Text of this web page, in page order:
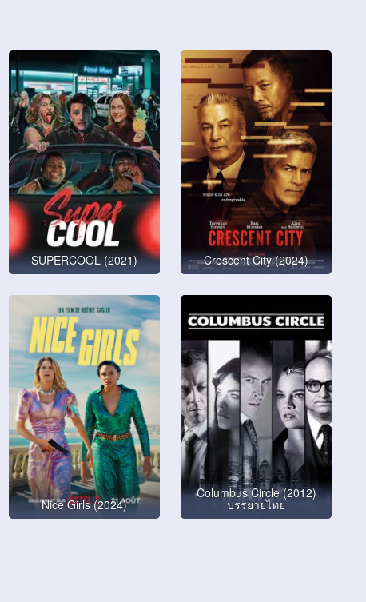
SUPERCOOL (2021) Crescent City (2024)
Nice Girls (2024)
Columbus Circle (2012)
บรรยายไทย